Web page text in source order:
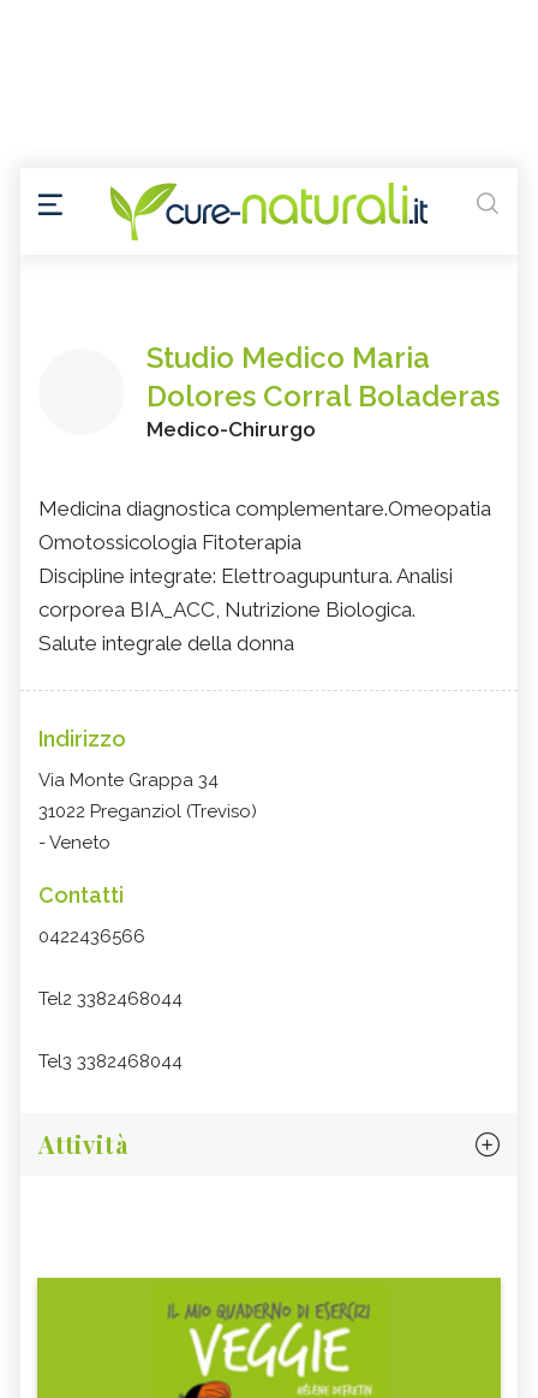
Studio Medico Maria
Dolores Corral Boladeras
Medico-Chirurgo
Medicina diagnostica complementare.Omeopatia
Omotossicologia Fitoterapia
Discipline integrate: Elettroagupuntura. Analisi
corporea BIA_ACC, Nutrizione Biologica.
Salute integrale della donna
Indirizzo
Via Monte Grappa 34
31022 Preganziol (Treviso)
- Veneto
Contatti
0422436566
Tel2 3382468044
Tel3 3382468044
Attività